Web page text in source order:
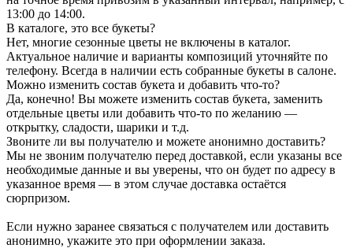
13:00 до 14:00.
В каталоге, это все букеты?
Нет, многие сезонные цветы не включены в каталог.
Актуальное наличие и варианты композиций уточняйте по
телефону. Всегда в наличии есть собранные букеты в салоне.
Можно изменить состав букета и добавить что-то?
Да, конечно! Вы можете изменить состав букета, заменить
отдельные цветы или добавить что-то по желанию —
открытку, сладости, шарики и т.д.
Звоните ли вы получателю и можете анонимно доставить?
Мы не звоним получателю перед доставкой, если указаны все
необходимые данные и вы уверены, что он будет по адресу в
указанное время — в этом случае доставка остаётся
сюрпризом.
Если нужно заранее связаться с получателем или доставить
анонимно, укажите это при оформлении заказа.